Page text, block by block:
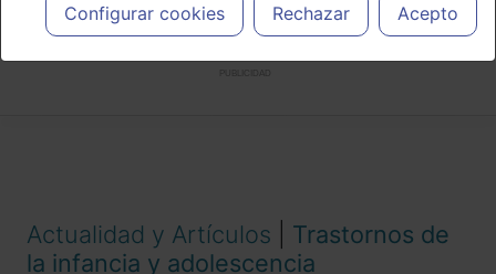
cada caso concreto, el tratamiento más adecuado a las
necesidades del paciente.
Configurar cookies Rechazar Acepto
Actualidad y Artículos
Trastornos de
la infancia y adolescencia